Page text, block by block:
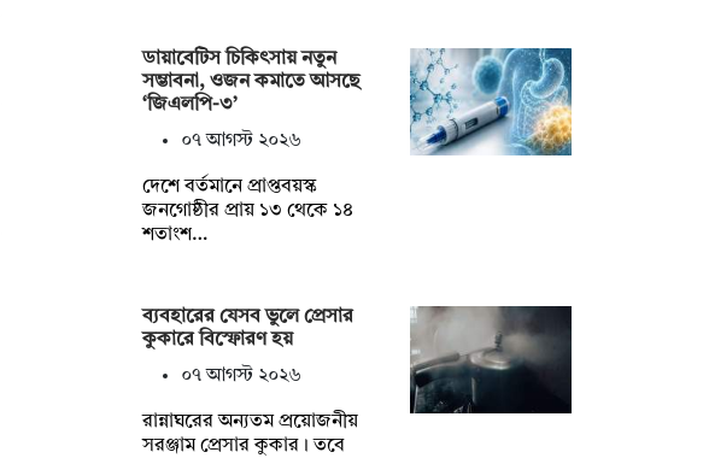
ডায়াবেটিস চিকিৎসায় নতুন
সম্ভাবনা, ওজন কমাতে আসছে
‘জিএলপি-৩’
০৭ আগস্ট ২০২৬
দেশে বর্তমানে প্রাপ্তবয়স্ক
জনগোষ্ঠীর প্রায় ১৩ থেকে ১৪
শতাংশ…
ব্যবহারের যেসব ভুলে প্রেসার
কুকারে বিস্ফোরণ হয়
০৭ আগস্ট ২০২৬
রান্নাঘরের অন্যতম প্রয়োজনীয়
সরঞ্জাম প্রেসার কুকার। তবে